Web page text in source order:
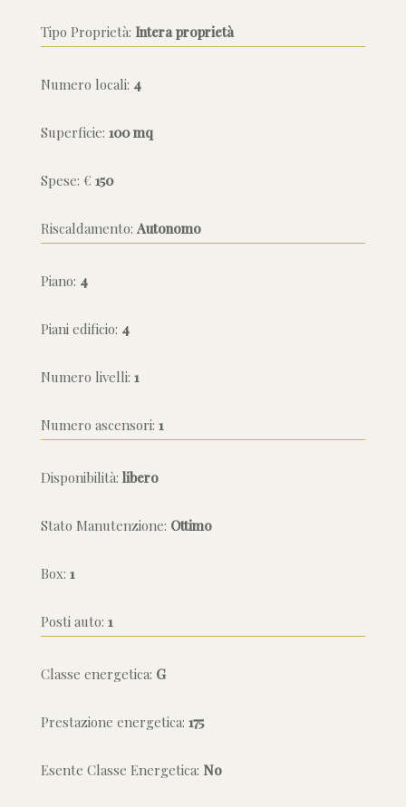
Tipo Proprietà: Intera proprietà
Numero locali: 4
Superficie: 100 mq
Spese: € 150
Riscaldamento: Autonomo
Piano: 4
Piani edificio: 4
Numero livelli: 1
Numero ascensori: 1
Disponibilità: libero
Stato Manutenzione: Ottimo
Box: 1
Posti auto: 1
Classe energetica: G
Prestazione energetica: 175
Esente Classe Energetica: No